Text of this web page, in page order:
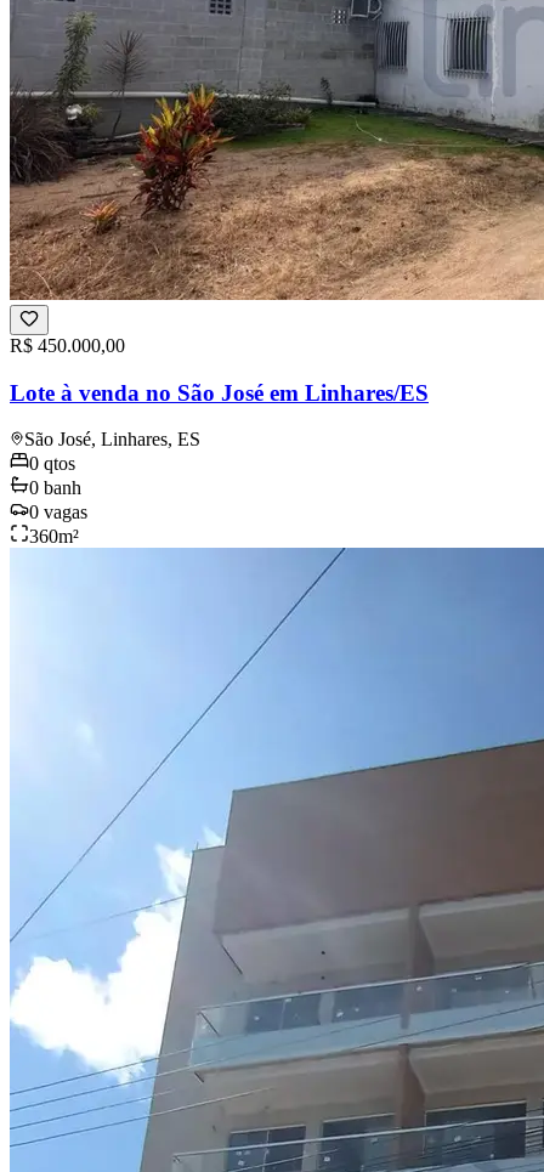
R$ 450.000,00
Lote à venda no São José em Linhares/ES
São José, Linhares, ES
0 qtos
0 banh
0 vagas
360m²